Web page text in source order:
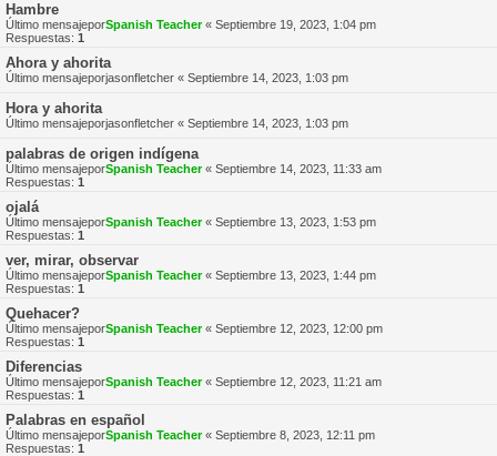
Hambre
Último mensajeporSpanish Teacher« Septiembre 19, 2023, 1:04 pm
Respuestas: 1
Ahora y ahorita
Último mensajeporjasonfletcher « Septiembre 14, 2023, 1:03 pm
Hora y ahorita
Último mensajeporjasonfletcher « Septiembre 14, 2023, 1:03 pm
palabras de origen indígena
Último mensajeporSpanish Teacher« Septiembre 14, 2023, 11:33 am
Respuestas: 1
ojalá
Último mensajeporSpanish Teacher« Septiembre 13, 2023, 1:53 pm
Respuestas: 1
ver, mirar, observar
Último mensajeporSpanish Teacher« Septiembre 13, 2023, 1:44 pm
Respuestas: 1
Quehacer?
Último mensajeporSpanish Teacher« Septiembre 12, 2023, 12:00 pm
Respuestas: 1
Diferencias
Último mensajeporSpanish Teacher« Septiembre 12, 2023, 11:21 am
Respuestas: 1
Palabras en español
Último mensajeporSpanish Teacher« Septiembre 8, 2023, 12:11 pm
Respuestas: 1